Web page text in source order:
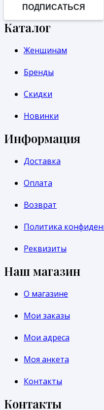
ПОДПИСАТЬСЯ
Каталог
Женщинам
Бренды
Скидки
Новинки
Информация
Доставка
Оплата
Возврат
Политика
Реквизиты
Наш магазин
О магазине
Мои заказы
Мои адреса
Моя анкета
Контакты
Контакты